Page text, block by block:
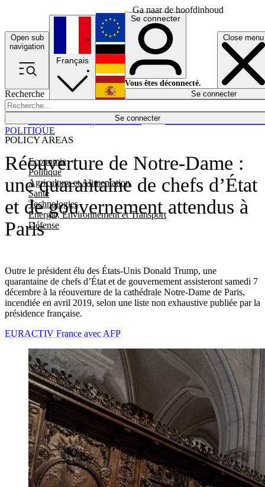
Ga naar de hoofdinhoud
Open sub
navigation
Close menu
Recherche
Se connecter
POLICY AREAS
Economie
Politique
Agriculture et Alimentation
Santé
Technologies
Energie, Environnement et Transport
Défense
Économie
Français
English
Deutsch
Español
Se connecter
Vous êtes déconnecté.
Se connecter
Réouverture de Notre-Dame :
une quarantaine de chefs d’État
et de gouvernement attendus à
Paris
Outre le président élu des États-Unis Donald Trump, une
quarantaine de chefs d’État et de gouvernement assisteront samedi 7
décembre à la réouverture de la cathédrale Notre-Dame de Paris,
incendiée en avril 2019, selon une liste non exhaustive publiée par la
présidence française.
POLITIQUE
EURACTIV France avec AFP